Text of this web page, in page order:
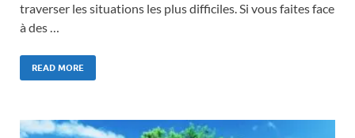
traverser les situations les plus difficiles. Si vous faites face
à des …
READ MORE